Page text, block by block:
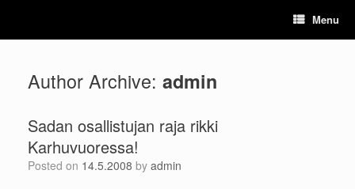
content
Menu
Author Archive: admin
Sadan osallistujan raja rikki
Karhuvuoressa!
Posted on 14.5.2008 by admin